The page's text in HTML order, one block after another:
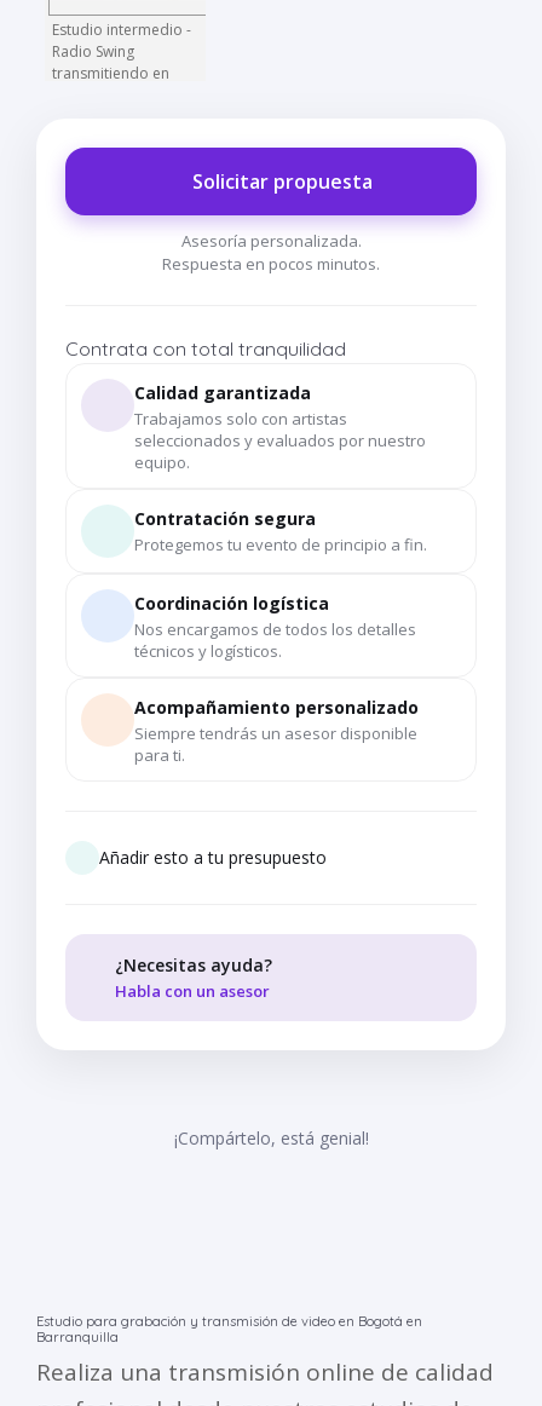
Estudio intermedio -
Radio Swing
transmitiendo en
Solicitar propuesta
Asesoría personalizada.
Respuesta en pocos minutos.
Contrata con total tranquilidad
Calidad garantizada
Trabajamos solo con artistas
seleccionados y evaluados por nuestro
equipo.
Contratación segura
Protegemos tu evento de principio a fin.
Coordinación logística
Nos encargamos de todos los detalles
técnicos y logísticos.
Acompañamiento personalizado
Siempre tendrás un asesor disponible
para ti.
Añadir esto a tu presupuesto
¿Necesitas ayuda?
Habla con un asesor
¡Compártelo, está genial!
Estudio para grabación y transmisión de video en Bogotá en
Barranquilla
Realiza una transmisión online de calidad